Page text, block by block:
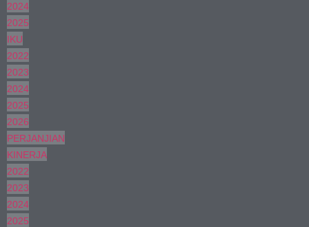
2024
2025
IKU
2022
2023
2024
2025
2026
PERJANJIAN
KINERJA
2022
2023
2024
2025